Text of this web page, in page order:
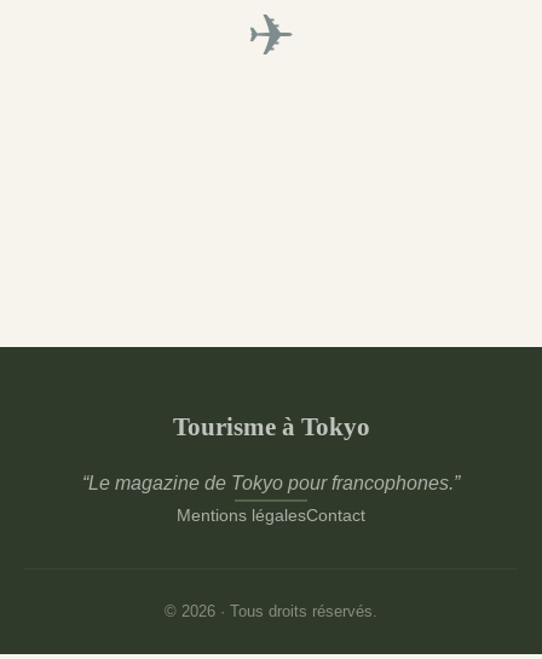
✈
Tourisme à Tokyo
“Le magazine de Tokyo pour francophones.”
Mentions légalesContact
© 2026 · Tous droits réservés.